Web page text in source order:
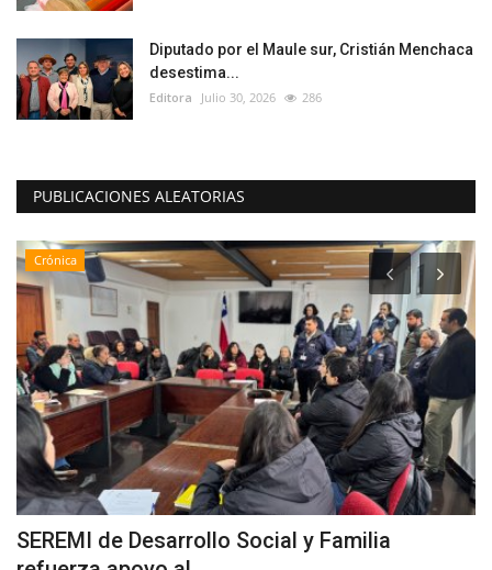
Diputado por el Maule sur, Cristián Menchaca
desestima...
Editora Julio 30, 2026 286
PUBLICACIONES ALEATORIAS
Crónica
SEREMI de Desarrollo Social y Familia